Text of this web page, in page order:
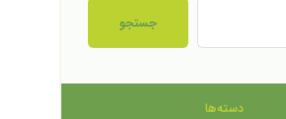
جستجو
دسته‌ها